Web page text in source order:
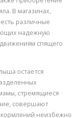
В магазинах,
различные
надежную
спящего
остается
стремящиеся
совершают
неизбежно